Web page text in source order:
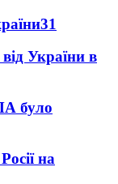
31
України в
було
на